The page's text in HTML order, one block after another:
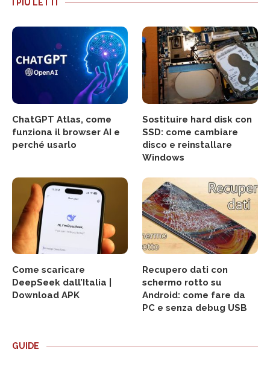
I PIÙ LETTI
ChatGPT Atlas, come
funziona il browser AI e
perché usarlo
Sostituire hard disk con
SSD: come cambiare
disco e reinstallare
Windows
Come scaricare
DeepSeek dall’Italia |
Download APK
Recupero dati con
schermo rotto su
Android: come fare da
PC e senza debug USB
GUIDE